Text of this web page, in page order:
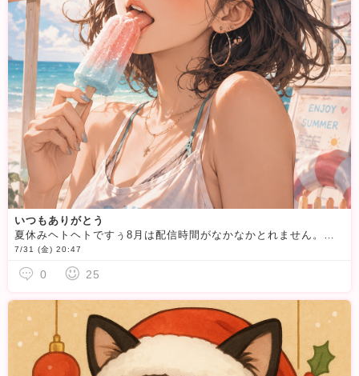
いつもありがとう
夏休みヘトヘトですぅ8月は配信時間がなかなかとれません。いつも会いに来てくれる方、待機でもギフト応援してくださる会員様、らぶです！応援してくれたらいいことあるかも！一緒に夏乗り切ろう
7/31 (金) 20:47
0 25